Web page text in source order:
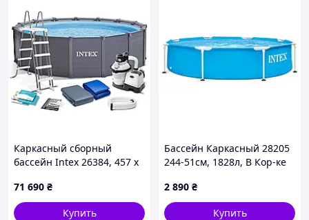
Каркасный сборный
бассейн Intex 26384, 457 х
л/ч, лестница, тент,
подстилка)
71 690 ₴
Купить
Бассейн Каркасный 28205
244-51см, 1828л, В Кор-ке
28205 244-51см, 1828л, В
Кор-ці
2 890 ₴
Купить